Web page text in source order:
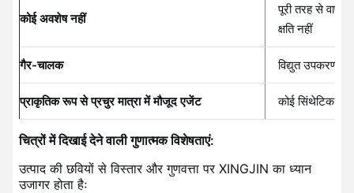
कोई अवशेष नहीं
पूरी तरह से
क्षति नहीं
गैर-चालक विद्युत उपकरणों के
प्राकृतिक रूप से प्रचुर मात्रा में मौजूद एजेंट कोई सिंथेटिक
चित्रों में दिखाई देने वाली गुणात्मक विशेषताएं:
उत्पाद की छवियों से विस्तार और गुणवत्ता पर XINGJIN का ध्यान
उजागर होता हैः